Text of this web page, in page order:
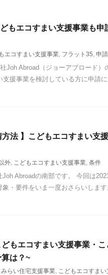
もエコすまい支援事業も
エコすまい支援事業, フラット35, 申請
Joh Abroad（ジョーアブロード）
支援事業を検討している方に申請
方法 】こどもエコすまい支
外, こどもエコすまい支援事業, 条件
Abroadの南部です。 今回は
象・要件をいま一度おさらいしま
どもエコすまい支援事業・
は？~
みらい住宅支援事業, こどもエコすま